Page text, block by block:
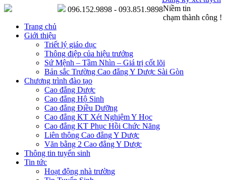
Niềm tin
chạm thành công !
096.152.9898 - 093.851.9898
Trang chủ
Giới thiệu
Triết lý giáo dục
Thông điệp của hiệu trưởng
Sứ Mệnh – Tầm Nhìn – Giá trị cốt lõi
Bản sắc Trường Cao đẳng Y Dược Sài Gòn
Chương trình đào tạo
Cao đẳng Dược
Cao đẳng Hộ Sinh
Cao đẳng Điều Dưỡng
Cao đẳng KT Xét Nghiệm Y Học
Cao đẳng KT Phục Hồi Chức Năng
Liên thông Cao đẳng Y Dược
Văn bằng 2 Cao đẳng Y Dược
Thông tin tuyển sinh
Tin tức
Hoạt động nhà trường